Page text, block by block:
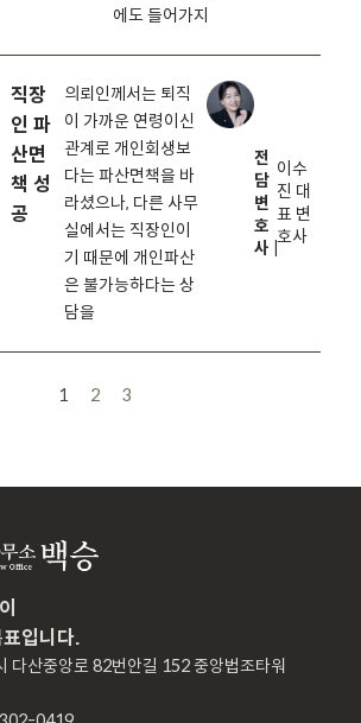
에도 들어가지
직장
인 파
산면
책 성
공
의뢰인께서는 퇴직
이 가까운 연령이신
관계로 개인회생보
다는 파산면책을 바
라셨으나, 다른 사무
실에서는 직장인이
기 때문에 개인파산
은 불가능하다는 상
담을
전
담
변
호
사 |
이수
진 대
표 변
호사
1 2 3
입니다.
다산중앙로 82번안길 152 중앙법조타워